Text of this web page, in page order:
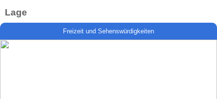
Lage
Freizeit und Sehenswürdigkeiten